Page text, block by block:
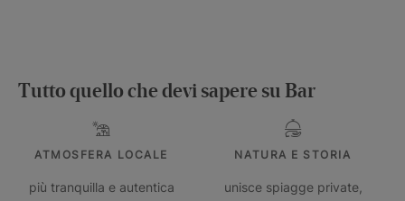
Tutto quello che devi sapere su Bar
ATMOSFERA LOCALE
più tranquilla e autentica
NATURA E STORIA
unisce spiagge private,